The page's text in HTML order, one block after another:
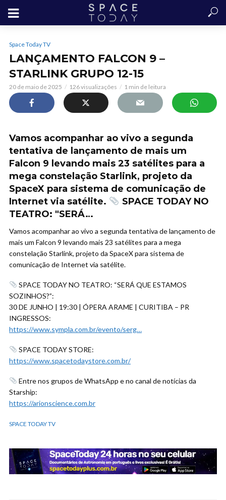
Space Today TV
LANÇAMENTO FALCON 9 –
STARLINK GRUPO 12-15
20 de maio de 2025 126 visualizações 1 min de leitura
Vamos acompanhar ao vivo a segunda
tentativa de lançamento de mais um
Falcon 9 levando mais 23 satélites para a
mega constelação Starlink, projeto da
SpaceX para sistema de comunicação de
Internet via satélite.
SPACE TODAY NO
TEATRO: "SERÁ…
Vamos acompanhar ao vivo a segunda tentativa de lançamento de
mais um Falcon 9 levando mais 23 satélites para a mega
constelação Starlink, projeto da SpaceX para sistema de
comunicação de Internet via satélite.
SPACE TODAY NO TEATRO: “SERÁ QUE ESTAMOS
SOZINHOS?”:
30 DE JUNHO | 19:30 | ÓPERA ARAME | CURITIBA – PR
INGRESSOS:
https://www.sympla.com.br/evento/serg…
SPACE TODAY STORE:
https://www.spacetodaystore.com.br/
Entre nos grupos de WhatsApp e no canal de notícias da
Starship:
https://arionscience.com.br
SPACE TODAY TV